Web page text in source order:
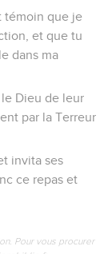
témoin que je
et que tu
dans ma
le Dieu de leur
par la Terreur
invita ses
ce repas et
Pour vous procurer